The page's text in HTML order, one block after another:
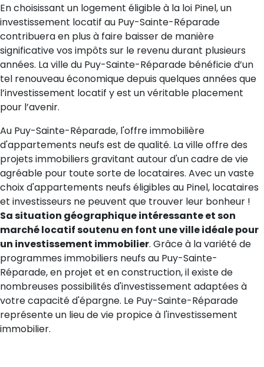
En choisissant un logement éligible à la loi Pinel, un
investissement locatif au Puy-Sainte-Réparade
contribuera en plus à faire baisser de manière
significative vos impôts sur le revenu durant plusieurs
années. La ville du Puy-Sainte-Réparade bénéficie d’un
tel renouveau économique depuis quelques années que
l’investissement locatif y est un véritable placement
pour l’avenir.
Au Puy-Sainte-Réparade, l'offre immobilière
d'appartements neufs est de qualité. La ville offre des
projets immobiliers gravitant autour d'un cadre de vie
agréable pour toute sorte de locataires. Avec un vaste
choix d'appartements neufs éligibles au Pinel, locataires
et investisseurs ne peuvent que trouver leur bonheur !
Sa situation géographique intéressante et son
marché locatif soutenu en font une ville idéale pour
un investissement immobilier. Grâce à la variété de
programmes immobiliers neufs au Puy-Sainte-
Réparade, en projet et en construction, il existe de
nombreuses possibilités d'investissement adaptées à
votre capacité d'épargne. Le Puy-Sainte-Réparade
représente un lieu de vie propice à l'investissement
immobilier.